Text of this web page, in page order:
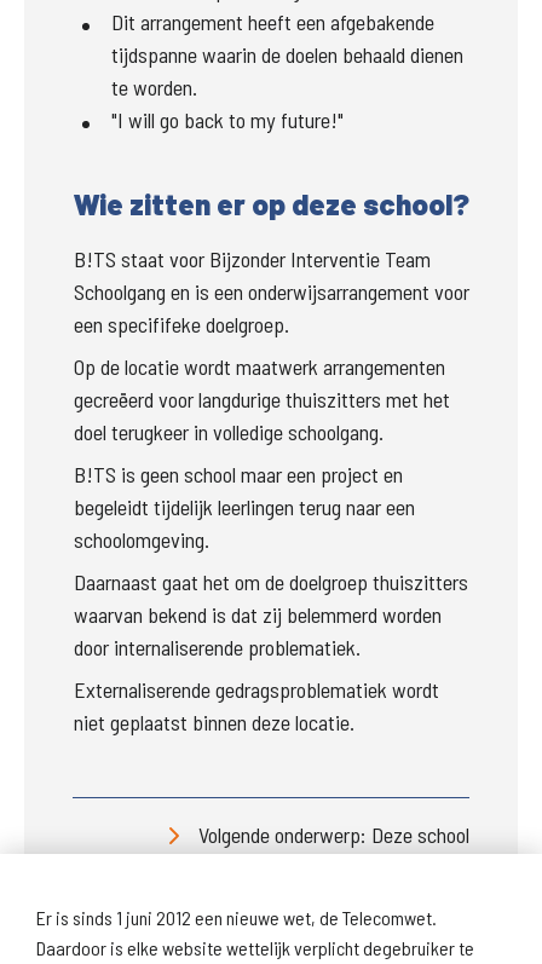
Er is sinds 1 juni 2012 een nieuwe wet, de Telecomwet.
Daardoor is elke website wettelijk verplicht degebruiker te
Dit arrangement heeft een afgebakende
tijdspanne waarin de doelen behaald dienen
te worden.
"I will go back to my future!"
Wie zitten er op deze school?
B!TS staat voor Bijzonder Interventie Team
Schoolgang en is een onderwijsarrangement voor
een specififeke doelgroep.
Op de locatie wordt maatwerk arrangementen
gecreëerd voor langdurige thuiszitters met het
doel terugkeer in volledige schoolgang.
B!TS is geen school maar een project en
begeleidt tijdelijk leerlingen terug naar een
schoolomgeving.
Daarnaast gaat het om de doelgroep thuiszitters
waarvan bekend is dat zij belemmerd worden
door internaliserende problematiek.
Externaliserende gedragsproblematiek wordt
niet geplaatst binnen deze locatie.
Volgende onderwerp: Deze school